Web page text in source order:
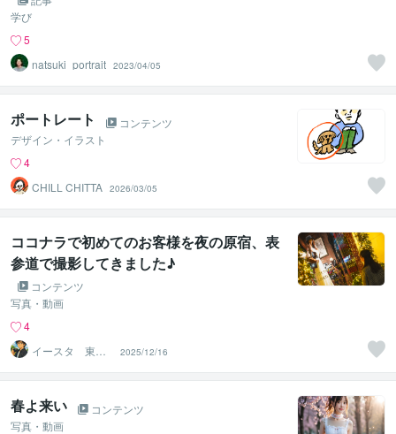
学び
5
natsuki_portrait 2023/04/05
ポートレート
コンテンツ
デザイン・イラスト
4
CHILL CHITTA 2026/03/05
ココナラで初めてのお客様を夜の原宿、表
参道で撮影してきました♪
コンテンツ
写真・動画
4
イースタ 東京
フォトグラファ
ー
2025/12/16
春よ来い
コンテンツ
写真・動画